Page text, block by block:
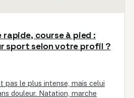
course à pied :
sport selon votre profil ?
pas le plus intense, mais celui
douleur. Natation, marche